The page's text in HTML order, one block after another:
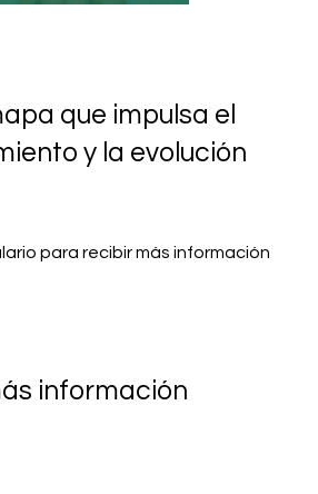
que impulsa el
y la evolución
para recibir más información
información